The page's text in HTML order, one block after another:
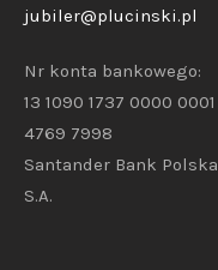
jubiler@plucinski.pl
Nr konta bankowego:
13 1090 1737 0000 0001
4769 7998
Santander Bank Polska
S.A.